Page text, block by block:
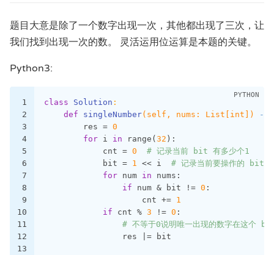
题目大意是除了一个数字出现一次，其他都出现了三次，让
我们找到出现一次的数。 灵活运用位运算是本题的关键。
Python3:
1
2
3
4
5
6
7
8
9
10
11
12
13
class Solution :
def
singleNumber(self, nums: List[int])
->
        res =
0
for i in range(32 ):
            cnt =
0
# 记录当前 bit 有多少个1
            bit =
1 << i # 记录当前要操作的 bit
for num in nums:
if num & bit != 0 :
                    cnt +=
1
if cnt % 3 != 0 :
# 不等于0说明唯一出现的数字在这个
                res |= bit